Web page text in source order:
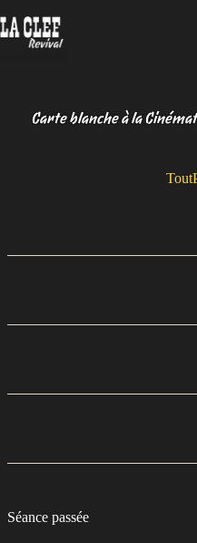
au
contenu
Carte blanche à la
Tout
Séance passée